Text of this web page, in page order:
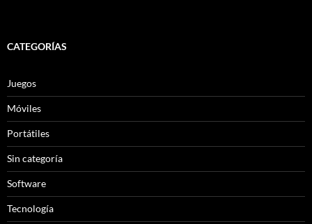
CATEGORÍAS
Juegos
Móviles
Portátiles
Sin categoría
Software
Tecnología